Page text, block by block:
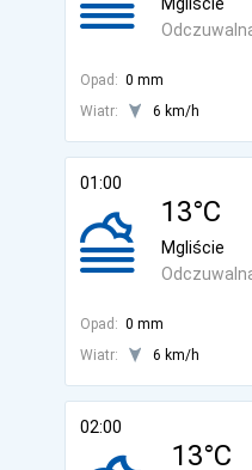
Opad: 0 mm
Wiatr:
6 km/h
01:00
13°C
Mgliście
Opad: 0 mm
Wiatr:
6 km/h
02:00
13°C